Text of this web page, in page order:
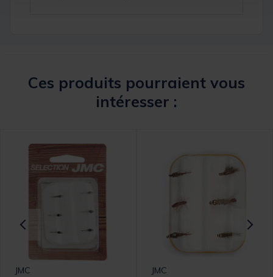
Ces produits pourraient vous
intéresser :
JMC JMC